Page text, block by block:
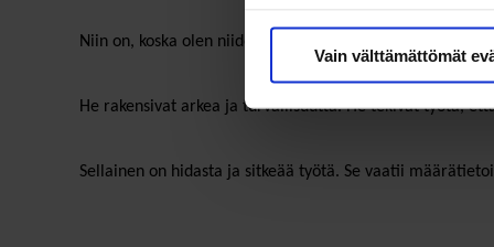
Vain välttämättömät
Niin on, koska olen niiden naisten ja miesten
He rakensivat arkea ja turvallisuutta. He tekivät työtä,
Sellainen on hidasta ja sitkeää työtä. Se vaatii